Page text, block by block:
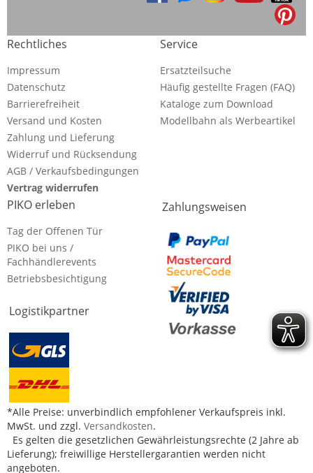
Rechtliches
Impressum
Datenschutz
Barrierefreiheit
Versand und Kosten
Zahlung und Lieferung
Widerruf und Rücksendung
AGB / Verkaufsbedingungen
Vertrag widerrufen
Service
Ersatzteilsuche
Häufig gestellte Fragen (FAQ)
Kataloge zum Download
Modellbahn als Werbeartikel
PIKO erleben
Tag der Offenen Tür
PIKO bei uns /
Fachhändlerevents
Betriebsbesichtigung
Logistikpartner
Zahlungsweisen
*Alle Preise: unverbindlich empfohlener Verkaufspreis inkl.
MwSt. und zzgl. Versandkosten.
Es gelten die gesetzlichen Gewährleistungsrechte (2 Jahre ab
Lieferung); freiwillige Herstellergarantien werden nicht
angeboten.